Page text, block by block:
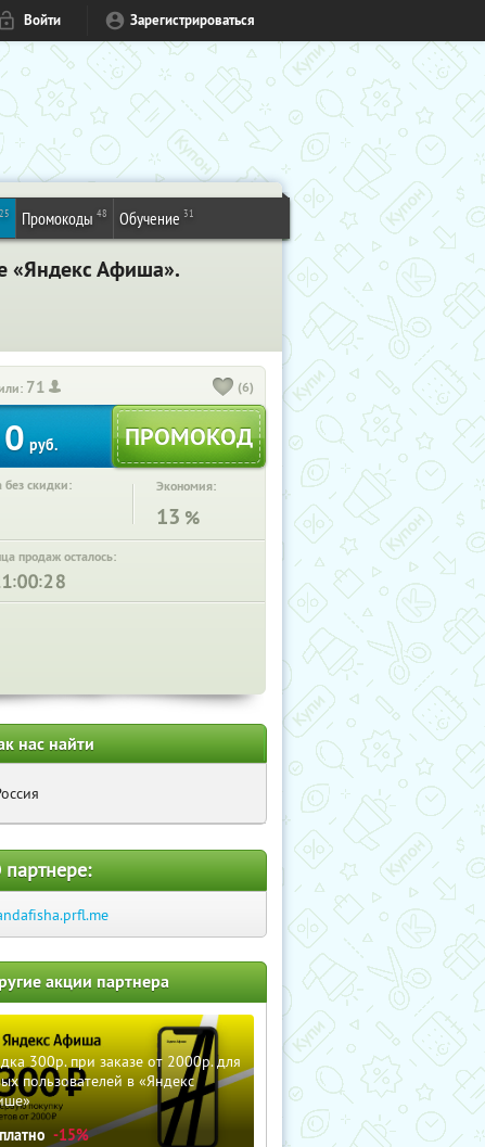
Войти Зарегистрироваться
25 Промокоды 48 Обучение 31
«Яндекс Афиша».
71 (6)
0 руб.
без скидки: Экономия:
13 %
продаж осталось:
: :
нас найти
акции партнера
300р. при заказе от 2000р. для
пользователей в «Яндекс
-15%